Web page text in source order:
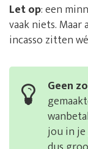
Let op: een
vaak niets.
incasso zitten
Geen
jou in